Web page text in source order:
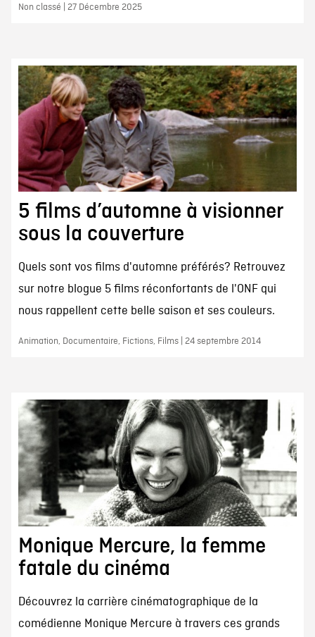
Non classé | 27 Décembre 2025
5 films d’automne à visionner
sous la couverture
Quels sont vos films d'automne préférés? Retrouvez
sur notre blogue 5 films réconfortants de l'ONF qui
nous rappellent cette belle saison et ses couleurs.
Animation, Documentaire, Fictions, Films | 24 septembre 2014
Monique Mercure, la femme
fatale du cinéma
Découvrez la carrière cinématographique de la
comédienne Monique Mercure à travers ces grands